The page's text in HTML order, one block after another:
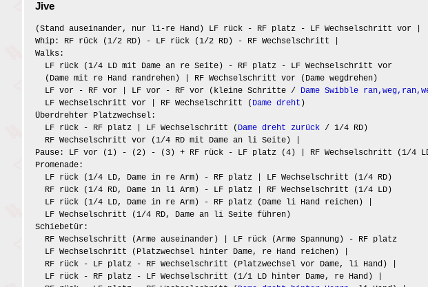
Jive
(Stand auseinander, nur li-re Hand) LF rück - RF platz - LF Wechselschritt vor |
Whip: RF rück (1/2 RD) - LF rück (1/2 RD) - RF Wechselschritt |
Walks:
LF rück (1/4 LD mit Dame an re Seite) - RF platz - LF Wechselschritt vor
(Dame mit re Hand randrehen) | RF Wechselschritt vor (Dame wegdrehen)
LF vor - RF vor | LF vor - RF vor (kleine Schritte / Dame Swibble
LF Wechselschritt vor | RF Wechselschritt ( Dame dreht )
Überdrehter Platzwechsel:
LF rück - RF platz | LF Wechselschritt ( Dame dreht zurück / 1/4 RD)
RF Wechselschritt vor (1/4 RD mit Dame an li Seite) |
Pause: LF vor (1) - (2) - (3) + RF rück - LF platz (4) | RF Wechselschritt (1/4
Promenade:
LF rück (1/4 LD, Dame in re Arm) - RF platz | LF Wechselschritt (1/4 RD)
RF rück (1/4 RD, Dame in li Arm) - LF platz | RF Wechselschritt (1/4 LD)
LF rück (1/4 LD, Dame in re Arm) - RF platz (Dame li Hand reichen) |
LF Wechselschritt (1/4 RD, Dame an li Seite führen)
Schiebetür:
RF Wechselschritt (Arme auseinander) | LF rück (Arme Spannung) - RF platz
LF Wechselschritt (Platzwechsel hinter Dame, re Hand reichen) |
RF rück - LF platz - RF Wechselschritt (Platzwechsel vor Dame, li Hand) |
LF rück - RF platz - LF Wechselschritt (1/1 LD hinter Dame, re Hand) |